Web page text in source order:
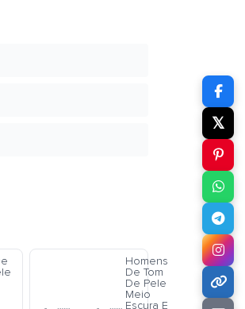
Homens
De Tom
De Pele
Meio
Escura E
𝕏